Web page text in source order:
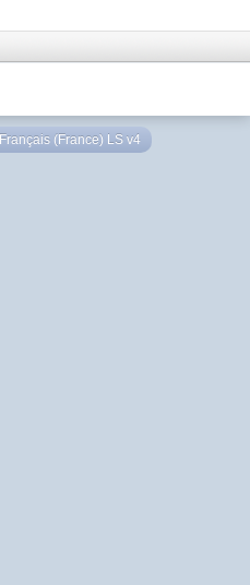
Français (France) LS v4